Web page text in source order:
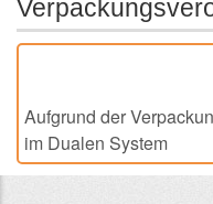
Aufgrund der
im Dualen System